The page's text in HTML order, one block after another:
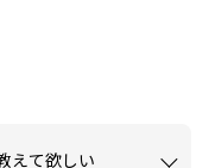
えて欲しい